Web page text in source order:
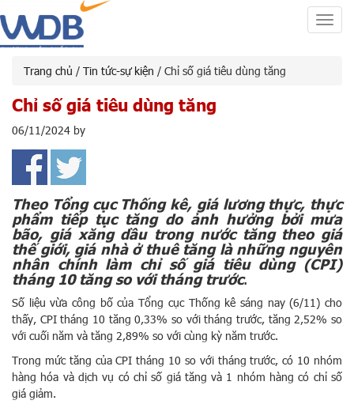
Trang chủ / Tin tức-sự kiện / Chỉ số giá tiêu dùng tăng
Chỉ số giá tiêu dùng tăng
06/11/2024 by
Theo Tổng cục Thống kê, giá lương thực, thực
phẩm tiếp tục tăng do ảnh hưởng bởi mưa
bão, giá xăng dầu trong nước tăng theo giá
thế giới, giá nhà ở thuê tăng là những nguyên
nhân chính làm chỉ số giá tiêu dùng (CPI)
tháng 10 tăng so với tháng trước.
Số liệu vừa công bố của Tổng cục Thống kê sáng nay (6/11) cho
thấy, CPI tháng 10 tăng 0,33% so với tháng trước, tăng 2,52% so
với cuối năm và tăng 2,89% so với cùng kỳ năm trước.
Trong mức tăng của CPI tháng 10 so với tháng trước, có 10 nhóm
hàng hóa và dịch vụ có chỉ số giá tăng và 1 nhóm hàng có chỉ số
giá giảm.